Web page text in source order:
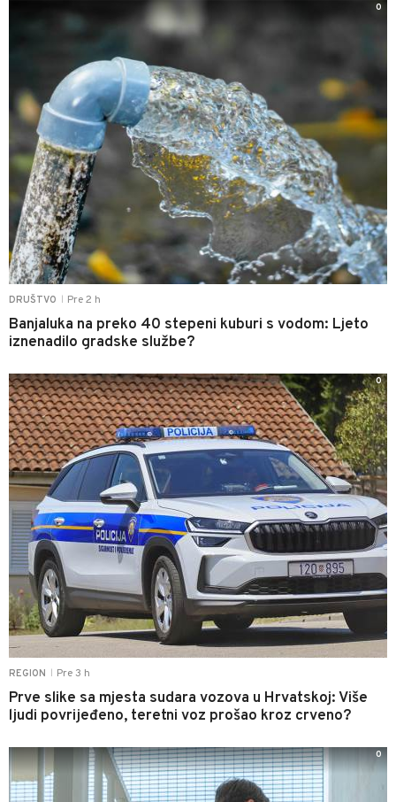
DRUŠTVO Pre 2 h
Banjaluka na preko 40 stepeni kuburi s vodom: Ljeto
iznenadilo gradske službe?
0
REGION Pre 3 h
Prve slike sa mjesta sudara vozova u Hrvatskoj: Više
ljudi povrijeđeno, teretni voz prošao kroz crveno?
0
0